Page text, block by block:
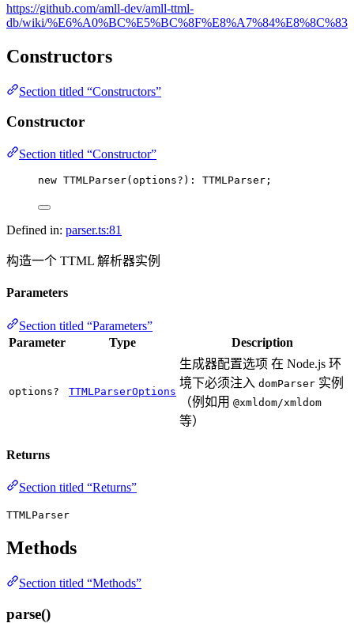
https://github.com/amll-dev/amll-ttml-
db/wiki/%E6%A0%BC%E5%BC%8F%E8%A7%84%E8%8C%83
Constructors
Section titled “Constructors”
Constructor
Section titled “Constructor”
new TTMLParser(options? ) : TTMLParser;
Defined in: parser.ts:81
构造一个 TTML 解析器实例
Parameters
Section titled “Parameters”
Parameter
Type Description
options? TTMLParserOptions
生成器配置选项 在 Node.js 环
境下必须注入 domParser 实例
（例如用 @xmldom/xmldom
等）
Returns
Section titled “Returns”
TTMLParser
Methods
Section titled “Methods”
parse()